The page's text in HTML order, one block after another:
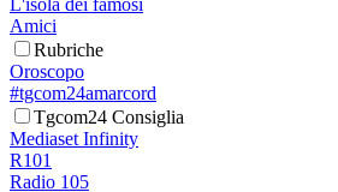
Amici
Rubriche
Oroscopo
#tgcom24amarcord
Tgcom24 Consiglia
Mediaset Infinity
R101
Radio 105